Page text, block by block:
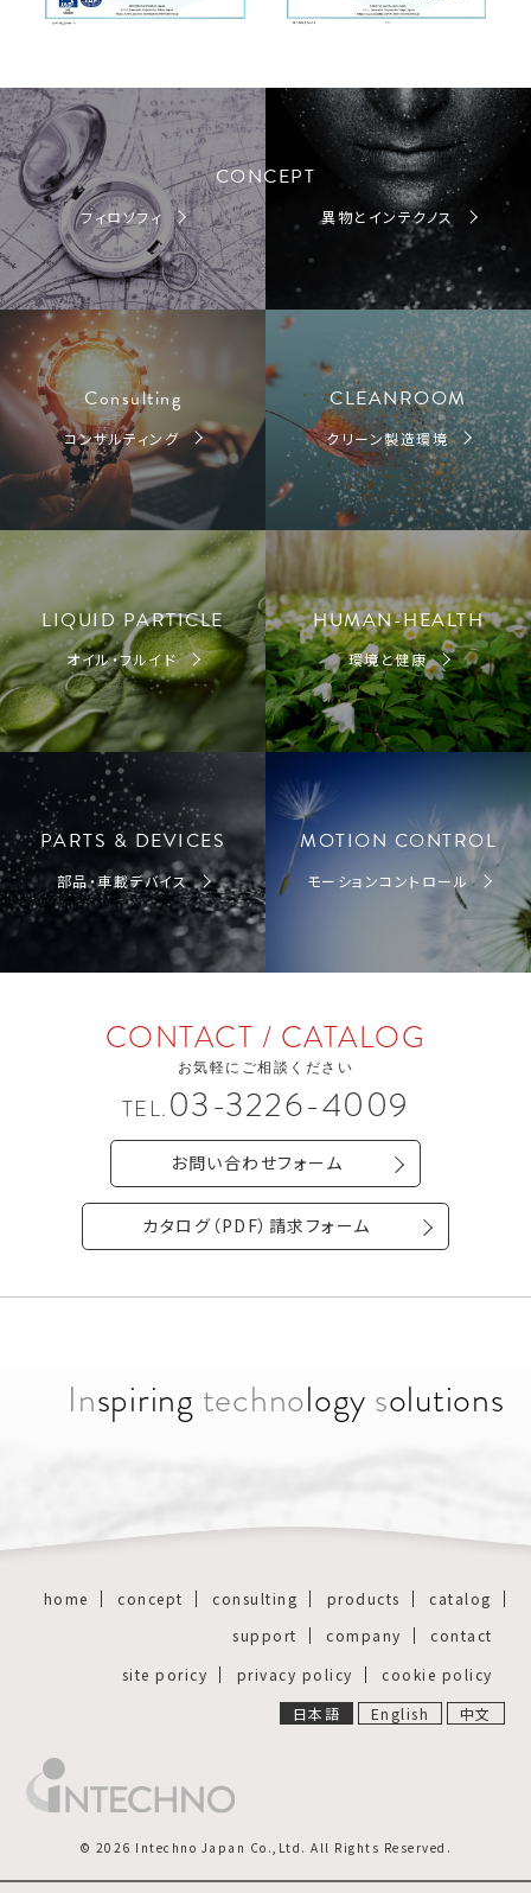
フィロソフィ
CONCEPT
異物とインテクノス
Consulting
コンサルティング
CLEANROOM
クリーン製造環境
LIQUID PARTICLE
オイル・フルイド
HUMAN-HEALTH
環境と健康
PARTS & DEVICES
部品・車載デバイス
MOTION CONTROL
モーションコントロール
CONTACT / CATALOG
お気軽にご相談ください
TEL. 03-3226-4009
お問い合わせフォーム
カタログ（PDF）請求フォーム
Inspiring technology solutions
home concept consulting products
catalog
support
company
contact
site poricy
privacy policy
cookie policy
日本語
English 中文
© 2026 Intechno Japan Co.,Ltd. All Rights Reserved.